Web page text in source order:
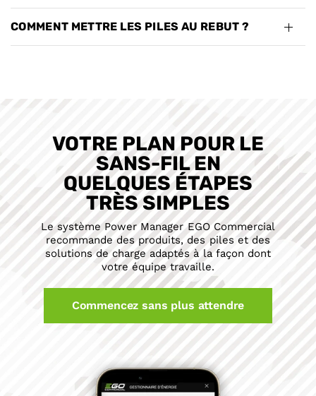
COMMENT METTRE LES PILES AU REBUT ?
VOTRE PLAN POUR LE
SANS-FIL EN
QUELQUES ÉTAPES
TRÈS SIMPLES
Le système Power Manager EGO Commercial
recommande des produits, des piles et des
solutions de charge adaptés à la façon dont
votre équipe travaille.
Commencez sans plus attendre